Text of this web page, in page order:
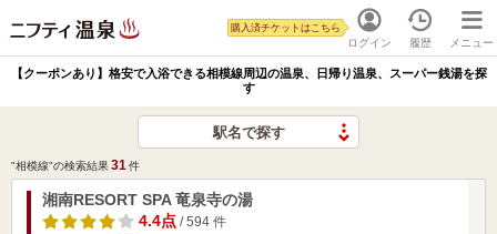
ログイン
購入済チケットはこちら
履歴 メニュー
【クーポンあり】格安で入浴できる相模線周辺の温泉、日帰り温泉、スーパー銭湯を探
す
駅名で探す
"相模線"の検索結果31 件
湘南RESORT SPA 竜泉寺の湯
4.4点 / 594 件